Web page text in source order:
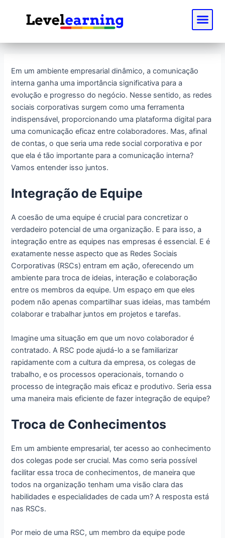
conteúdo
Em um ambiente empresarial dinâmico, a comunicação
interna ganha uma importância significativa para a
evolução e progresso do negócio. Nesse sentido, as redes
sociais corporativas surgem como uma ferramenta
indispensável, proporcionando uma plataforma digital para
uma comunicação eficaz entre colaboradores. Mas, afinal
de contas, o que seria uma rede social corporativa e por
que ela é tão importante para a comunicação interna?
Vamos entender isso juntos.
Integração de Equipe
A coesão de uma equipe é crucial para concretizar o
verdadeiro potencial de uma organização. E para isso, a
integração entre as equipes nas empresas é essencial. E é
exatamente nesse aspecto que as Redes Sociais
Corporativas (RSCs) entram em ação, oferecendo um
ambiente para troca de ideias, interação e colaboração
entre os membros da equipe. Um espaço em que eles
podem não apenas compartilhar suas ideias, mas também
colaborar e trabalhar juntos em projetos e tarefas.
Imagine uma situação em que um novo colaborador é
contratado. A RSC pode ajudá-lo a se familiarizar
rapidamente com a cultura da empresa, os colegas de
trabalho, e os processos operacionais, tornando o
processo de integração mais eficaz e produtivo. Seria essa
uma maneira mais eficiente de fazer integração de equipe?
Troca de Conhecimentos
Em um ambiente empresarial, ter acesso ao conhecimento
dos colegas pode ser crucial. Mas como seria possível
facilitar essa troca de conhecimentos, de maneira que
todos na organização tenham uma visão clara das
habilidades e especialidades de cada um? A resposta está
nas RSCs.
Por meio de uma RSC, um membro da equipe pode
navigation